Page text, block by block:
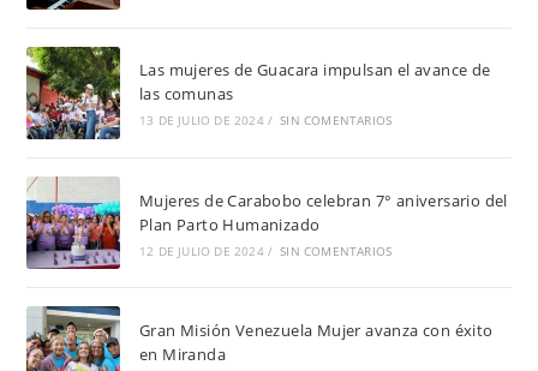
Las mujeres de Guacara impulsan el avance de
las comunas
13 DE JULIO DE 2024 / SIN COMENTARIOS
Mujeres de Carabobo celebran 7° aniversario del
Plan Parto Humanizado
12 DE JULIO DE 2024 / SIN COMENTARIOS
Gran Misión Venezuela Mujer avanza con éxito
en Miranda